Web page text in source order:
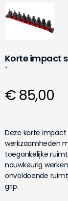
Korte impact
`
€ 85,00
Deze korte impact
werkzaamheden
toegankelijke
nauwkeurig
onvoldoende
grip.